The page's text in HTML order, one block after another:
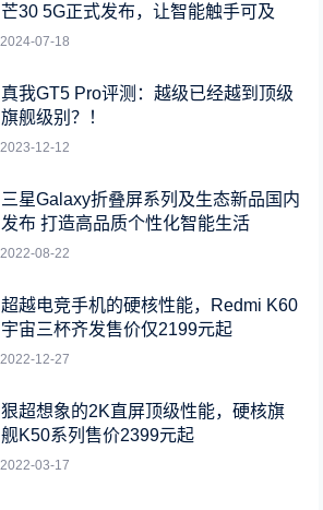
芒30 5G正式发布，让智能触手可及
2024-07-18
真我GT5 Pro评测：越级已经越到顶级
旗舰级别？！
2023-12-12
三星Galaxy折叠屏系列及生态新品国内
发布 打造高品质个性化智能生活
2022-08-22
超越电竞手机的硬核性能，Redmi K60
宇宙三杯齐发售价仅2199元起
2022-12-27
狠超想象的2K直屏顶级性能，硬核旗
舰K50系列售价2399元起
2022-03-17